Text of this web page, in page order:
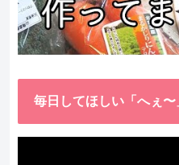
毎日してほしい「へぇ〜